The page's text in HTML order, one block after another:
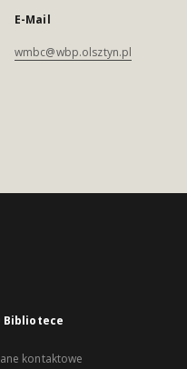
E-Mail
wmbc@wbp.olsztyn.pl
Bibliotece
kontaktowe